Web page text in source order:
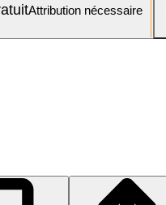
Attribution nécessaire